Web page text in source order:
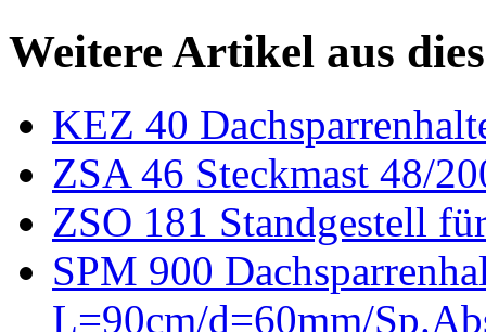
Weitere Artikel aus
KEZ 40
ZSA 46 Steckmast 48/
ZSO 181 Standgestell
SPM 900
L=90cm/d=60mm/